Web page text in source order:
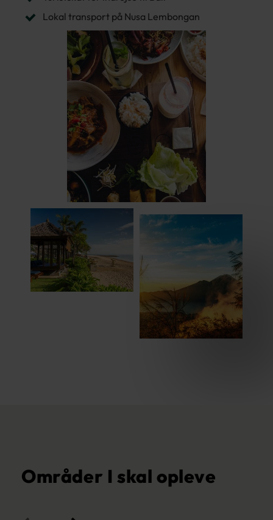
Lokal transport på Nusa Lembongan
Områder I skal opleve